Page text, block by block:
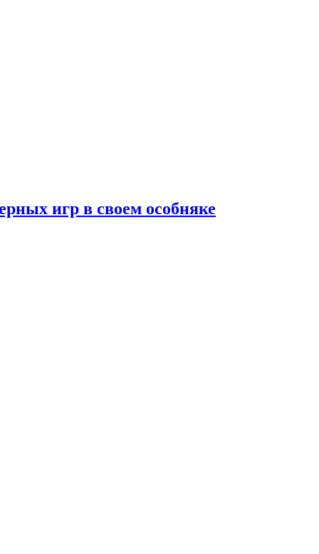
игр в своем особняке